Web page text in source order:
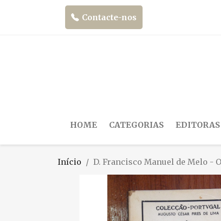
Contacte-nos
HOME CATEGORIAS EDITORAS
Início D. Francisco Manuel de Melo -